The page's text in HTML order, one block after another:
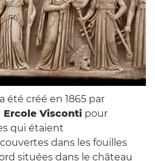
été créé en 1865 par
Ercole Viscontipour
qui étaient
dans les fouilles
situées dans le château